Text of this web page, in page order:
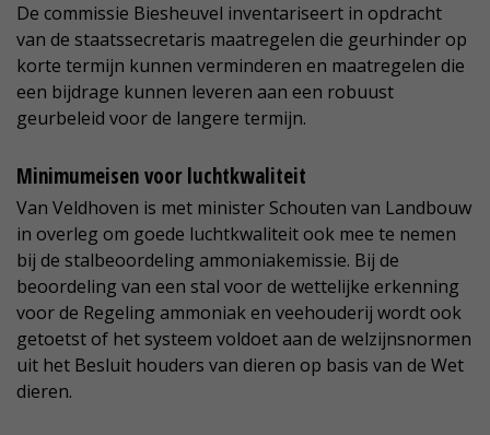
De commissie Biesheuvel inventariseert in opdracht
van de staatssecretaris maatregelen die geurhinder op
korte termijn kunnen verminderen en maatregelen die
een bijdrage kunnen leveren aan een robuust
geurbeleid voor de langere termijn.
Minimumeisen voor luchtkwaliteit
Van Veldhoven is met minister Schouten van Landbouw
in overleg om goede luchtkwaliteit ook mee te nemen
bij de stalbeoordeling ammoniakemissie. Bij de
beoordeling van een stal voor de wettelijke erkenning
voor de Regeling ammoniak en veehouderij wordt ook
getoetst of het systeem voldoet aan de welzijnsnormen
uit het Besluit houders van dieren op basis van de Wet
dieren.